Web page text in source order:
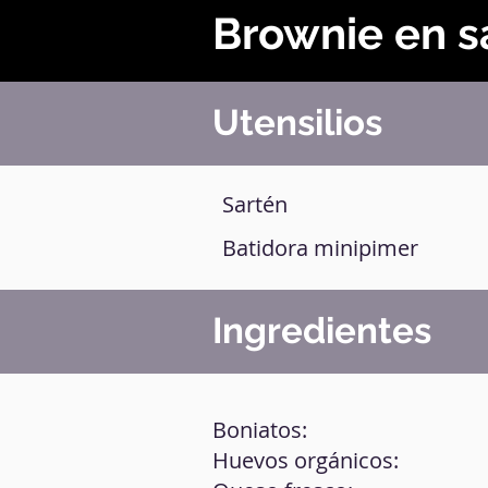
Brownie en
Utensilios
Sartén
Batidora minipimer
Ingredientes
Boniatos:
Huevos orgánicos: